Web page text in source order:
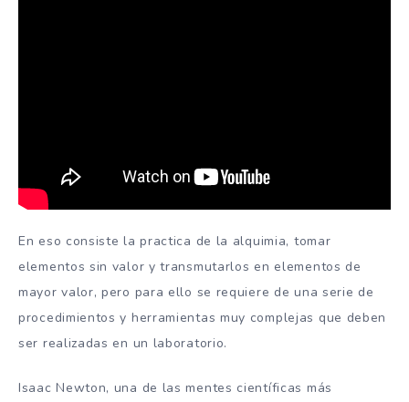
En eso consiste la practica de la alquimia, tomar
elementos sin valor y transmutarlos en elementos de
mayor valor, pero para ello se requiere de una serie de
procedimientos y herramientas muy complejas que deben
ser realizadas en un laboratorio.
Isaac Newton, una de las mentes científicas más